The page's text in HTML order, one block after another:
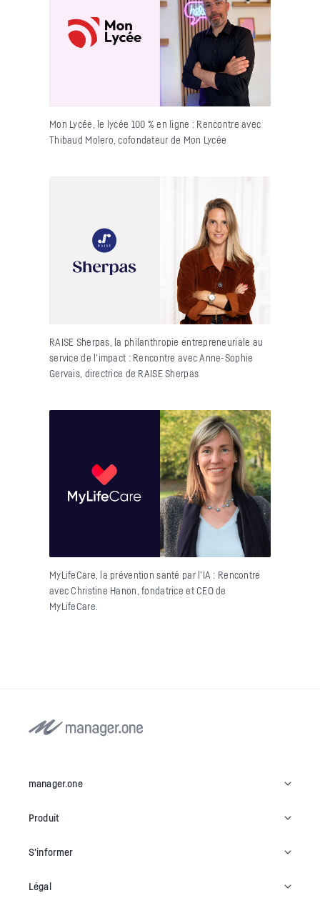
Mon Lycée, le lycée 100 % en ligne : Rencontre avec
Thibaud Molero, cofondateur de Mon Lycée
RAISE Sherpas, la philanthropie entrepreneuriale au
service de l’impact : Rencontre avec Anne-Sophie
Gervais, directrice de RAISE Sherpas
MyLifeCare, la prévention santé par l’IA : Rencontre
avec Christine Hanon, fondatrice et CEO de
MyLifeCare.
manager.one
Produit
S'informer
Légal